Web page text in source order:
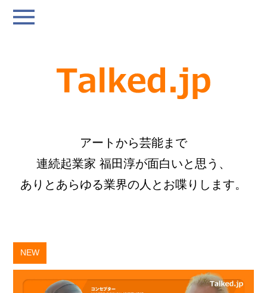
アートから芸能まで
連続起業家 福田淳が面白いと思う、
ありとあらゆる業界の人とお喋りします。
NEW